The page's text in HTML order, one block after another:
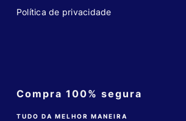
Política de privacidade
Compra 100% segura
TUDO DA MELHOR MANEIRA